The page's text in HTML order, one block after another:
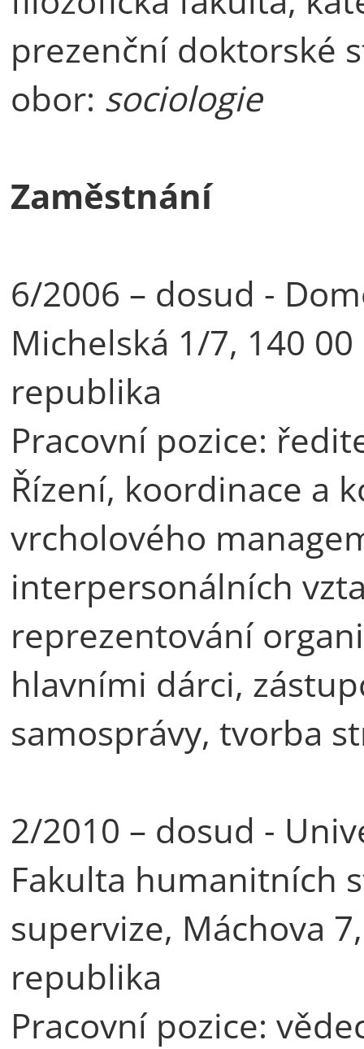
prezenční doktorské
obor: sociologie
Zaměstnání
6/2006 – dosud -
Michelská 1/7, 140
republika
Pracovní pozice:
Řízení, koordinace a
vrcholového
interpersonálních
reprezentování
hlavními dárci,
samosprávy, tvorba
2/2010 – dosud -
Fakulta humanitních
supervize, Máchova
republika
Pracovní pozice: